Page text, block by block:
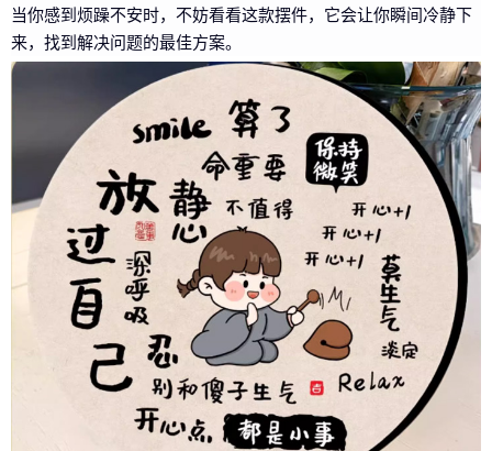
当你感到烦躁不安时，不妨看看这款摆件，它会让你瞬间冷静下
来，找到解决问题的最佳方案。